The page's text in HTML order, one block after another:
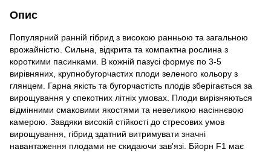
Опис
Популярний ранній гібрид з високою ранньою та загальною
врожайністю. Сильна, відкрита та компактна рослина з
короткими пасинками. В кожній пазусі формує по 3-5
вирівняних, крупнобугорчастих плоди зеленого кольору з
глянцем. Гарна якість та бугорчастість плодів зберігається за
вирощування у спекотних літніх умовах. Плоди вирізняються
відмінними смаковими якостями та невеликою насіннєвою
камерою. Завдяки високій стійкості до стресових умов
вирощування, гібрид здатний витримувати значні
навантаження плодами не скидаючи зав'язі. Бйорн F1 має